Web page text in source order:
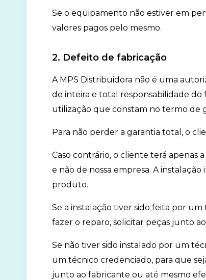
Se o equipamento não estiver em
valores pagos pelo mesmo.
2. Defeito de fabricação
A MPS Distribuidora não é uma
de inteira e total responsabilidade do
utilização que constam no termo de
Para não perder a garantia total, o
Caso contrário, o cliente terá apenas
e não de nossa empresa. A
produto.
Se a instalação tiver sido feita por
fazer o reparo, solicitar peças junto
Se não tiver sido instalado por um
um técnico credenciado, para que
junto ao fabricante ou até mesmo